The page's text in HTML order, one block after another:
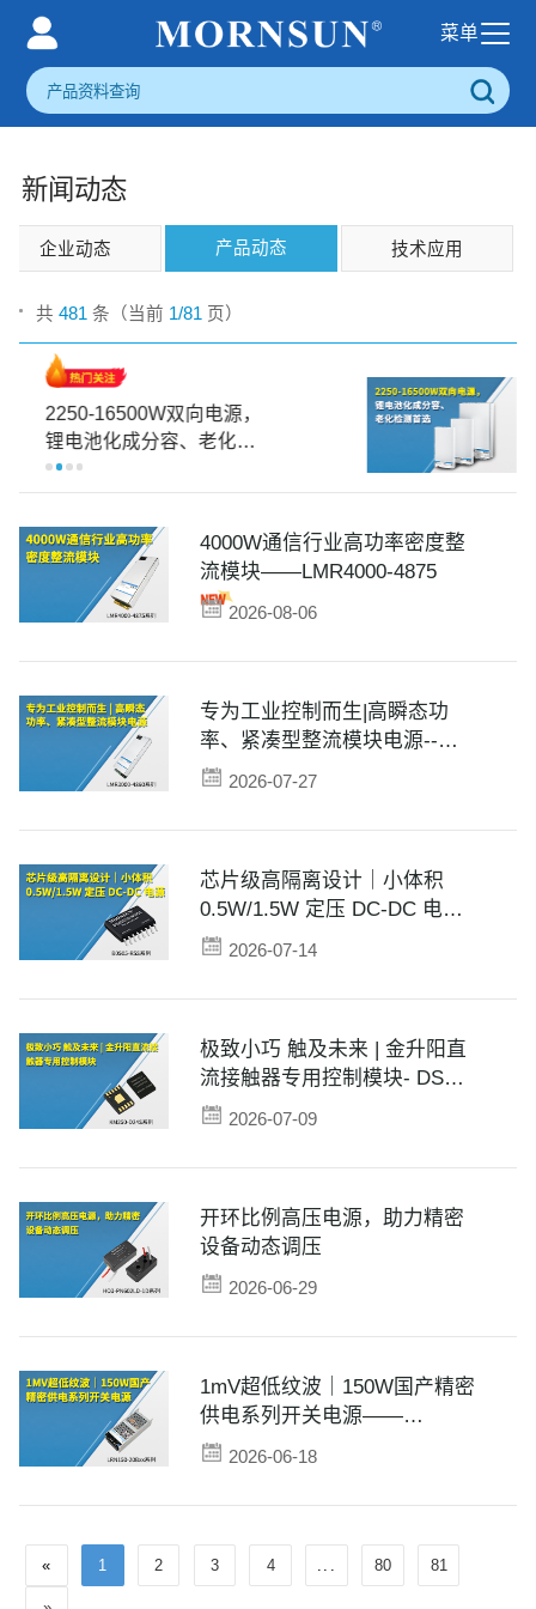
新闻动态
企业动态 产品动态 技术应用
共481 条（当前 1/81 页）
2250-16500W双向电源，
锂电池化成分容、老化检
测首选
4000W通信行业高功率密度整
流模块——LMR4000-4875
2026-08-06
专为工业控制而生|高瞬态功
率、紧凑型整流模块电源--
LMR3000-4860
2026-07-27
芯片级高隔离设计｜小体积
0.5W/1.5W 定压 DC-DC 电源
——B0505-R5S系列
2026-07-14
极致小巧 触及未来 | 金升阳直
流接触器专用控制模块- DS系
列
2026-07-09
开环比例高压电源，助力精密
设备动态调压
2026-06-29
1mV超低纹波｜150W国产精密
供电系列开关电源——
LRN150-20Bxx系列
2026-06-18
« 1 2 3 4 80 81